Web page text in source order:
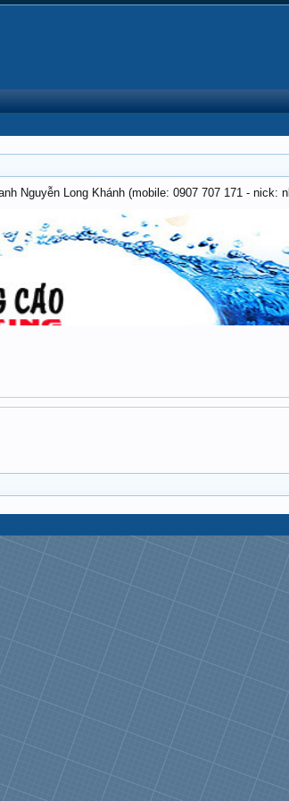
Nguyễn Long Khánh (mobile: 0907 707 171 - nick: